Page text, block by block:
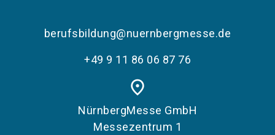
berufsbildung@nuernbergmesse.de
+49 9 11 86 06 87 76
place
NürnbergMesse GmbH
Messezentrum 1